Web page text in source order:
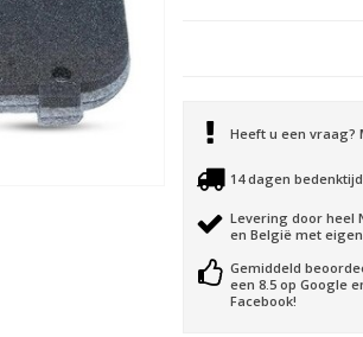
Heeft u een vraag?
14 dagen
Levering door heel
en België met
Gemiddeld
een 8.5 op Google
Facebook!